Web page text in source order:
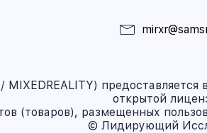
предоставляется
открытой
(товаров), размещенных
© Лидирующий